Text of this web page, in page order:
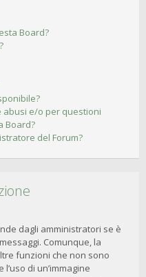
Board?
abusi e/o per questioni
Board?
del Forum?
dagli amministratori se è
Comunque, la
funzioni che non sono
di un’immagine